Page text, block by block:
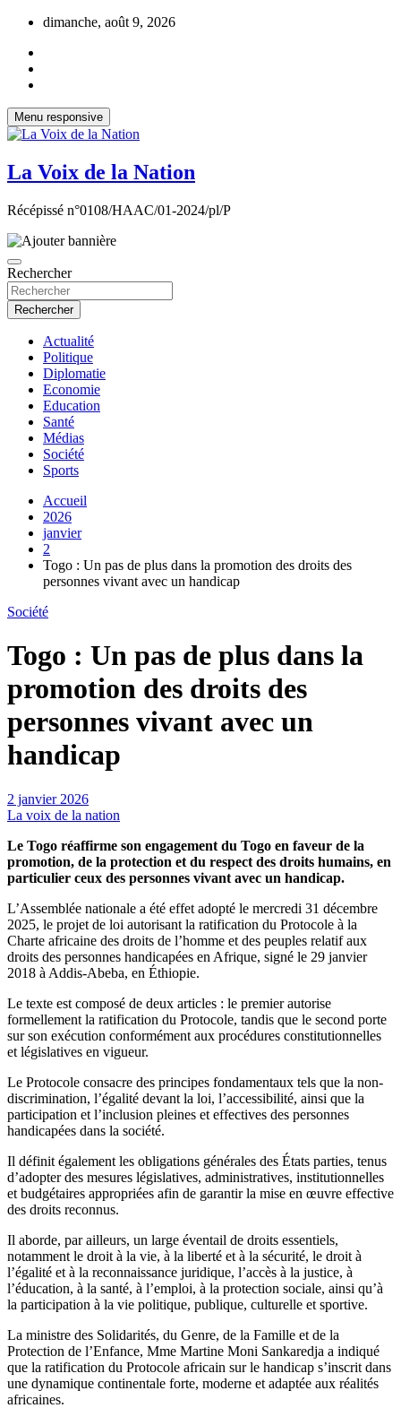
Aller
contenu
dimanche, août 9, 2026
Menu responsive
La Voix de la Nation
Récépissé n°0108/HAAC/01-2024/pl/P
Rechercher
Rechercher
Actualité
Politique
Diplomatie
Economie
Education
Santé
Médias
Société
Sports
Accueil
2026
janvier
2
Togo : Un pas de plus dans la promotion des droits des
personnes vivant avec un handicap
Société
Togo : Un pas de plus dans la
promotion des droits des
personnes vivant avec un
handicap
2 janvier 2026
La voix de la nation
Le Togo réaffirme son engagement du Togo en faveur de la
promotion, de la protection et du respect des droits humains, en
particulier ceux des personnes vivant avec un handicap.
L’Assemblée nationale a été effet adopté le mercredi 31 décembre
2025, le projet de loi autorisant la ratification du Protocole à la
Charte africaine des droits de l’homme et des peuples relatif aux
droits des personnes handicapées en Afrique, signé le 29 janvier
2018 à Addis-Abeba, en Éthiopie.
Le texte est composé de deux articles : le premier autorise
formellement la ratification du Protocole, tandis que le second porte
sur son exécution conformément aux procédures constitutionnelles
et législatives en vigueur.
Le Protocole consacre des principes fondamentaux tels que la non-
discrimination, l’égalité devant la loi, l’accessibilité, ainsi que la
participation et l’inclusion pleines et effectives des personnes
handicapées dans la société.
Il définit également les obligations générales des États parties, tenus
d’adopter des mesures législatives, administratives, institutionnelles
et budgétaires appropriées afin de garantir la mise en œuvre effective
des droits reconnus.
Il aborde, par ailleurs, un large éventail de droits essentiels,
notamment le droit à la vie, à la liberté et à la sécurité, le droit à
l’égalité et à la reconnaissance juridique, l’accès à la justice, à
l’éducation, à la santé, à l’emploi, à la protection sociale, ainsi qu’à
la participation à la vie politique, publique, culturelle et sportive.
La ministre des Solidarités, du Genre, de la Famille et de la
Protection de l’Enfance, Mme Martine Moni Sankaredja a indiqué
que la ratification du Protocole africain sur le handicap s’inscrit dans
une dynamique continentale forte, moderne et adaptée aux réalités
africaines.